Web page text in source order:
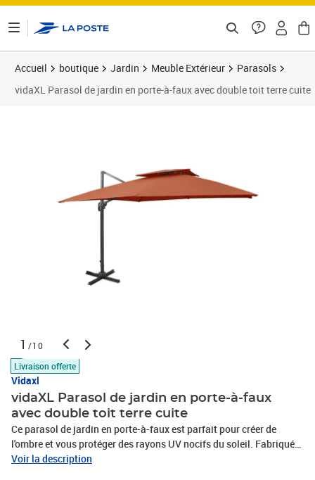
Accueil boutique Jardin Meuble Extérieur
Parasols
vidaXL Parasol de jardin en porte-à-faux avec double toit terre cuite
1 /10
Livraison offerte
Vidaxl
vidaXL Parasol de jardin en porte-à-faux
avec double toit terre cuite
Ce parasol de jardin en porte-à-faux est parfait pour créer de
l'ombre et vous protéger des rayons UV nocifs du soleil. Fabriquée
en polyester anti-UV et anti-décoloration, la toile du parasol vous
Voir la description